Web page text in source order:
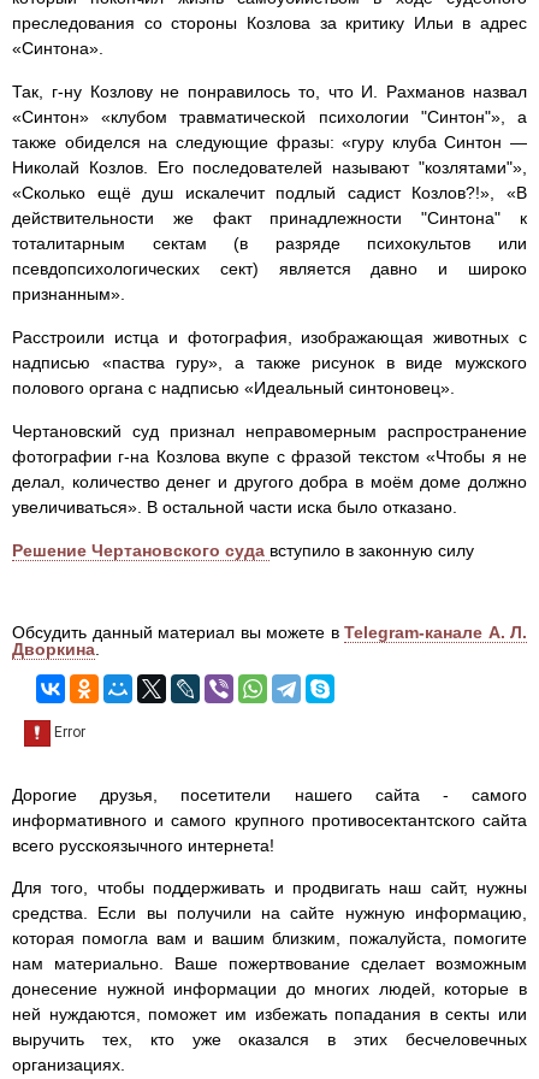
преследования со стороны Козлова за критику Ильи в адрес
«Синтона».
Так, г-ну Козлову не понравилось то, что И. Рахманов назвал
«Синтон» «клубом травматической психологии "Синтон"», а
также обиделся на следующие фразы: «гуру клуба Синтон —
Николай Козлов. Его последователей называют "козлятами"»,
«Сколько ещё душ искалечит подлый садист Козлов?!», «В
действительности же факт принадлежности "Синтона" к
тоталитарным сектам (в разряде психокультов или
псевдопсихологических сект) является давно и широко
признанным».
Расстроили истца и фотография, изображающая животных с
надписью «паства гуру», а также рисунок в виде мужского
полового органа с надписью «Идеальный синтоновец».
Чертановский суд признал неправомерным распространение
фотографии г-на Козлова вкупе с фразой текстом «Чтобы я не
делал, количество денег и другого добра в моём доме должно
увеличиваться». В остальной части иска было отказано.
Решение Чертановского суда вступило в законную силу
Обсудить данный материал вы можете в Telegram-канале А. Л.
Дворкина
Дорогие друзья, посетители нашего сайта - самого
информативного и самого крупного противосектантского сайта
всего русскоязычного интернета!
Для того, чтобы поддерживать и продвигать наш сайт, нужны
средства. Если вы получили на сайте нужную информацию,
которая помогла вам и вашим близким, пожалуйста, помогите
нам материально. Ваше пожертвование сделает возможным
донесение нужной информации до многих людей, которые в
ней нуждаются, поможет им избежать попадания в секты или
выручить тех, кто уже оказался в этих бесчеловечных
организациях.